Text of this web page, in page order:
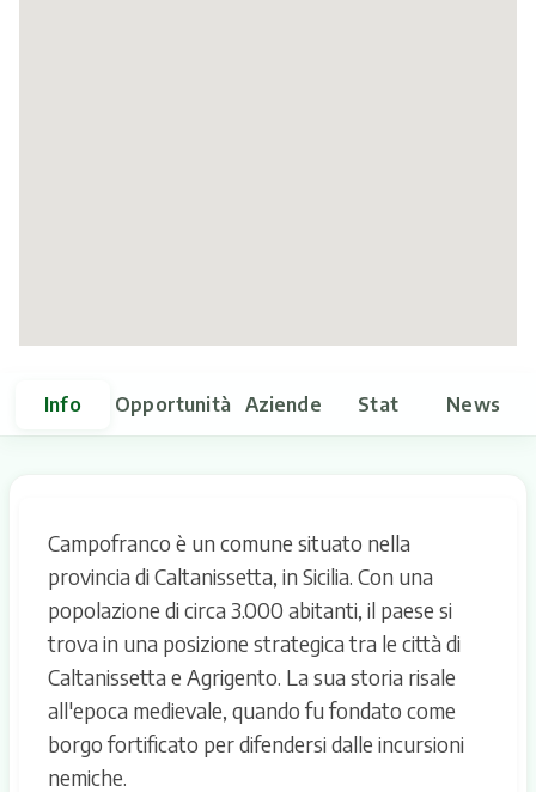
Info Opportunità Aziende Stat News
Campofranco è un comune situato nella
provincia di Caltanissetta, in Sicilia. Con una
popolazione di circa 3.000 abitanti, il paese si
trova in una posizione strategica tra le città di
Caltanissetta e Agrigento. La sua storia risale
all'epoca medievale, quando fu fondato come
borgo fortificato per difendersi dalle incursioni
nemiche.